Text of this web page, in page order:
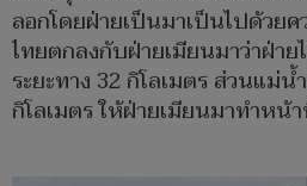
ลอกโดยฝ่ายเป็นมาเป็นไปด้วย
ไทยตกลงกับฝ่ายเมียนมาว่าฝ่า
ระยะทาง 32 กิโลเมตร ส่วนแม่น้
กิโลเมตร ให้ฝ่ายเมียนมาทำหน้